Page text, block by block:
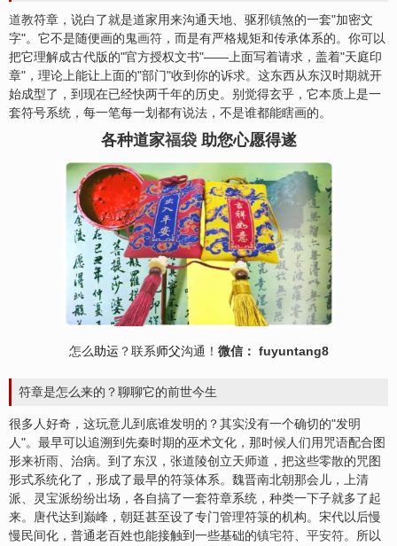
道教符章，说白了就是道家用来沟通天地、驱邪镇煞的一套"加密文
字"。它不是随便画的鬼画符 ，而是有严格规矩和传承体系的。你可以
把它理解成古代版的"官方授权文书"——上面写着请求，盖着"天庭印
章"，理论上能让上面的"部门"收到你的诉求。这东西从东汉时期就开
始成型了，到现在已经快两千年的历史。别觉得玄乎，它本质上是一
套符号系统，每一笔每一划都有说法，不是谁都能瞎画的。
各种道家福袋助您心愿得遂
怎么助运 ？联系师父沟通！ 微信： fuyuntang8
符章是怎么来的？聊聊它的前世今生
很多人好奇，这玩意儿到底谁发明的？其实没有一个确切的"发明
人"。最早可以追溯到先秦时期的巫术文化，那时候人们用咒语配合图
形来祈雨、治病。到了东汉，张道陵创立天师道，把这些零散的咒图
形式系统化了，形成了最早的符箓体系。魏晋南北朝那会儿，上清
派、灵宝派纷纷出场，各自搞了一套符章系统，种类一下子就多了起
来。唐代达到巅峰，朝廷甚至设了专门管理符箓的机构。宋代以后慢
慢民间化，普通老百姓也能接触到一些基础的镇宅符、 平安符。所以